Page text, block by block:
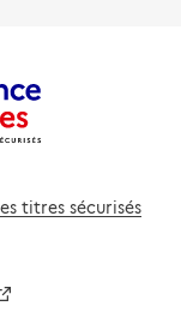
titres sécurisés